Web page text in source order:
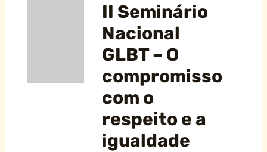
II Seminário
Nacional
GLBT – O
compromisso
com o
respeito e a
igualdade